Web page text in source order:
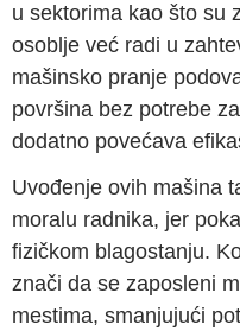
u sektorima kao što su
osoblje već radi u
mašinsko pranje
površina bez potrebe
dodatno povećava
Uvođenje ovih mašina
moralu radnika, jer
fizičkom blagostanju.
znači da se zaposleni
mestima, smanjujući